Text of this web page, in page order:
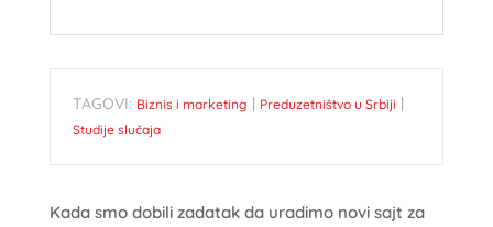
TAGOVI: Biznis i marketing | Preduzetništvo u Srbiji |
Studije slučaja
Kada smo dobili zadatak da uradimo novi sajt za